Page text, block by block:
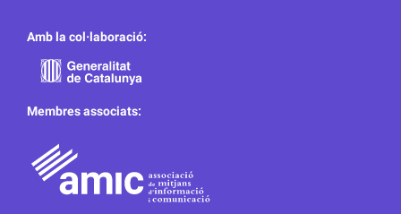
Amb la col·laboració:
Membres associats: